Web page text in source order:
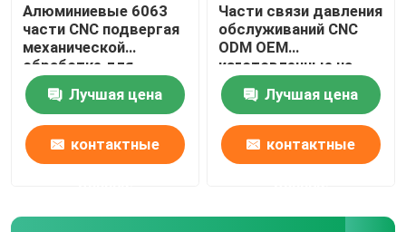
Алюминиевые 6063
части CNC подвергая
механической
обработке для
изготовления связи
Лучшая цена
контактные
Части связи давления
обслуживаний CNC
ODM OEM
изготовленные на
заказ подвергая
механической
обработке высокие
Лучшая цена
контактные